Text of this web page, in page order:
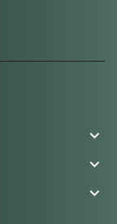


